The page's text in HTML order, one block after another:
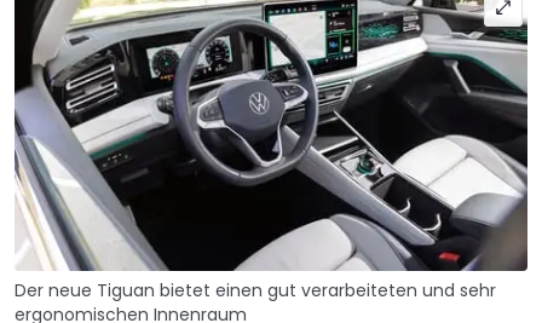
Der neue Tiguan bietet einen gut verarbeiteten und sehr
ergonomischen Innenraum